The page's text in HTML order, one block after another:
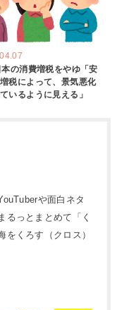
の消費増税をやゆ「安
税によって、景気悪化
いるように見える」
や面白ネタ
るっとまとめて「く
くろす（クロス）